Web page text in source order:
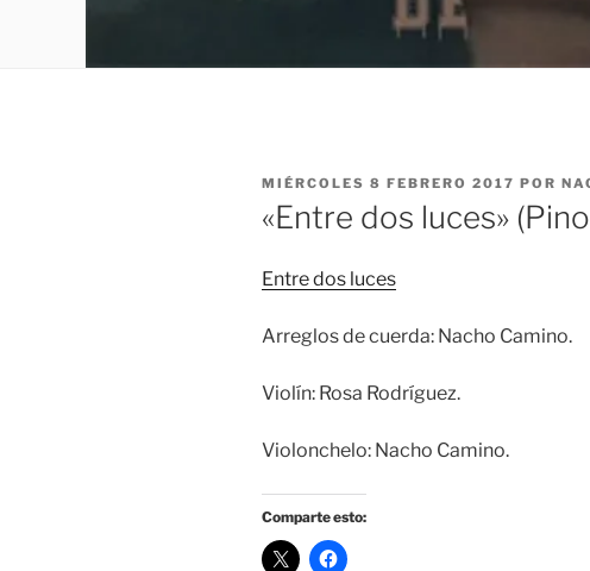
PUBLICADO
EL
MIÉRCOLES 8 FEBRERO 2017 POR
«Entre dos luces»
Entre dos luces
Arreglos de cuerda: Nacho Camino.
Violín: Rosa Rodríguez.
Violonchelo: Nacho Camino.
Comparte esto: